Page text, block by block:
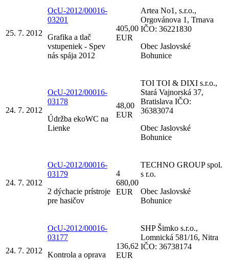
25. 7. 2012
OcU-2012/00016-
03201
Grafika a tlač
vstupeniek - Spev
nás spája 2012
405,00
EUR
Artea No1, s.r.o.,
Orgovánova 1, Trnava
IČO: 36221830
Obec Jaslovské
Bohunice
24. 7. 2012
OcU-2012/00016-
03178
Údržba ekoWC na
Lienke
48,00
EUR
TOI TOI & DIXI s.r.o.,
Stará Vajnorská 37,
Bratislava IČO:
36383074
Obec Jaslovské
Bohunice
24. 7. 2012
OcU-2012/00016-
03179
2 dýchacie prístroje
pre hasičov
4
680,00
EUR
TECHNO GROUP spol.
s r.o.
Obec Jaslovské
Bohunice
24. 7. 2012
OcU-2012/00016-
03177
Kontrola a oprava
136,62
EUR
SHP Šimko s.r.o.,
Lomnická 581/16, Nitra
IČO: 36738174